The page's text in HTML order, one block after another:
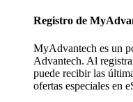
Registro de
MyAdvantech es un
Advantech. Al
puede recibir las
ofertas especiales en